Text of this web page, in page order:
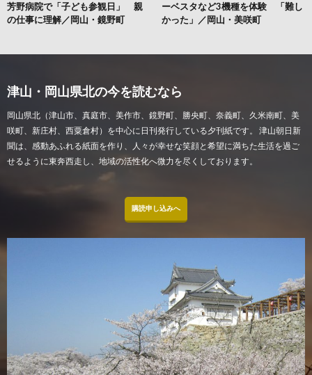
ーベスタなど3機種を体験 「難し
かった」／岡山・美咲町
芳野病院で「子ども参観日」 親
の仕事に理解／岡山・鏡野町
津山・岡山県北の今を読むなら
岡山県北（津山市、真庭市、美作市、鏡野町、勝央町、奈義町、久米南町、美
咲町、新庄村、西粟倉村）を中心に日刊発行している夕刊紙です。 津山朝日新
聞は、感動あふれる紙面を作り、人々が幸せな笑顔と希望に満ちた生活を過ご
せるように東奔西走し、地域の活性化へ微力を尽くしております。
購読申し込みへ